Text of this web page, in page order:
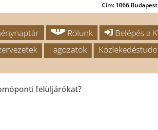
Cím: 1066
Rólunk Belépés a
Tagozatok
felüljárókat?